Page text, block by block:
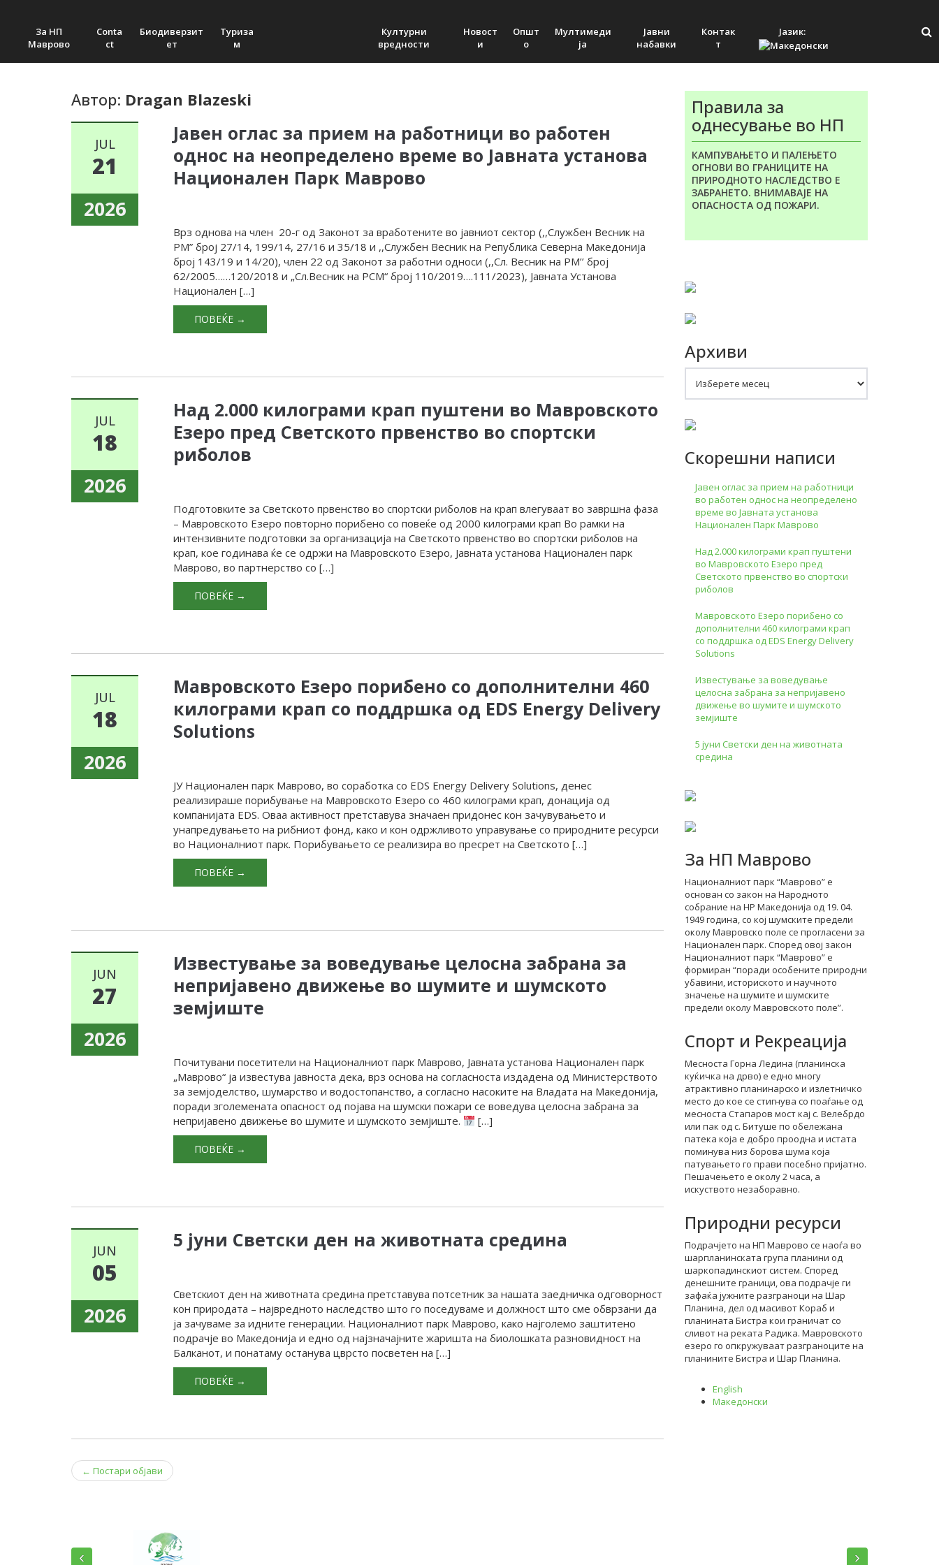
За НП
Маврово
Conta
ct
Биодиверзит
ет
Туриза
м
Културни
вредности
Новост
и
Општ
о
Мултимеди
ја
Јавни
набавки
Контак
т
Јазик:
Автор: Dragan Blazeski
JUL
21
2026
Јавен оглас за прием на работници во работен
однос на неопределено време во Јавната установа
Национален Парк Маврово
Врз однова на член 20-г од Законот за вработените во јавниот сектор (,,Службен Весник на
РМ” број 27/14, 199/14, 27/16 и 35/18 и ,,Службен Весник на Република Северна Македонија
број 143/19 и 14/20), член 22 од Законот за работни односи (,,Сл. Весник на РМ’’ број
62/2005……120/2018 и „Сл.Весник на РСМ“ број 110/2019….111/2023), Јавната Установа
Национален […]
ПОВЕЌЕ →
JUL
18
2026
Над 2.000 килограми крап пуштени во Мавровското
Езеро пред Светското првенство во спортски
риболов
Подготовките за Светското првенство во спортски риболов на крап влегуваат во завршна фаза
– Мавровското Езеро повторно порибено со повеќе од 2000 килограми крап Во рамки на
интензивните подготовки за организација на Светското првенство во спортски риболов на
крап, кое годинава ќе се одржи на Мавровското Езеро, Јавната установа Национален парк
Маврово, во партнерство со […]
ПОВЕЌЕ →
JUL
18
2026
Мавровското Езеро порибено со дополнителни 460
килограми крап со поддршка од EDS Energy Delivery
Solutions
ЈУ Национален парк Маврово, во соработка со EDS Energy Delivery Solutions, денес
реализираше порибување на Мавровското Езеро со 460 килограми крап, донација од
компанијата EDS. Оваа активност претставува значаен придонес кон зачувувањето и
унапредувањето на рибниот фонд, како и кон одржливото управување со природните ресурси
во Националниот парк. Порибувањето се реализира во пресрет на Светското […]
ПОВЕЌЕ →
JUN
27
2026
Известување за воведување целосна забрана за
непријавено движење во шумите и шумското
земјиште
Почитувани посетители на Националниот парк Маврово, Јавната установа Национален парк
„Маврово“ ја известува јавноста дека, врз основа на согласноста издадена од Министерството
за земјоделство, шумарство и водостопанство, а согласно насоките на Владата на Македонија,
поради зголемената опасност од појава на шумски пожари се воведува целосна забрана за
непријавено движење во шумите и шумското земјиште.
[…]
ПОВЕЌЕ →
JUN
05
2026
5 јуни Светски ден на животната средина
Светскиот ден на животната средина претставува потсетник за нашата заедничка одговорност
кон природата – највредното наследство што го поседуваме и должност што сме обврзани да
ја зачуваме за идните генерации. Националниот парк Маврово, како најголемо заштитено
подрачје во Македонија и едно од најзначајните жаришта на биолошката разновидност на
Балканот, и понатаму останува цврсто посветен на […]
ПОВЕЌЕ →
Post
← Постари објави
Правила за
однесување во НП
КАМПУВАЊЕТО И ПАЛЕЊЕТО
ОГНОВИ ВО ГРАНИЦИТЕ НА
ПРИРОДНОТО НАСЛЕДСТВО Е
ЗАБРАНЕТО. ВНИМАВАЈЕ НА
ОПАСНОСТА ОД ПОЖАРИ.
Архиви
Архиви
Скорешни написи
Јавен оглас за прием на работници
во работен однос на неопределено
време во Јавната установа
Национален Парк Маврово
Над 2.000 килограми крап пуштени
во Мавровското Езеро пред
Светското првенство во спортски
риболов
Мавровското Езеро порибено со
дополнителни 460 килограми крап
со поддршка од EDS Energy Delivery
Solutions
Известување за воведување
целосна забрана за непријавено
движење во шумите и шумското
земјиште
5 јуни Светски ден на животната
средина
За НП Маврово
Националниот парк “Маврово” е
основан со закон на Народното
собрание на НР Македонија од 19. 04.
1949 година, со кој шумските предели
околу Мавровско поле се прогласени за
Национален парк. Според овој закон
Националниот парк “Маврово” е
формиран “поради особените природни
убавини, историското и научното
значење на шумите и шумските
предели околу Мавровското поле”.
Спорт и Рекреација
Месноста Горна Ледина (планинска
куќичка на дрво) е едно многу
атрактивно планинарско и излетничко
место до кое се стигнува со поаѓање од
месноста Стапаров мост кај с. Велебрдо
или пак од с. Битуше по обележана
патека која е добро проодна и истата
поминува низ борова шума која
патувањето го прави посебно пријатно.
Пешачењето е околу 2 часа, а
искуството незаборавно.
Природни ресурси
Подрачјето на НП Маврово се наоѓа во
шарпланинската група планини од
шаркопадинскиот систем. Според
денешните граници, ова подрачје ги
зафаќа јужните разграноци на Шар
Планина, дел од масивот Кораб и
планината Бистра кои граничат со
сливот на реката Радика. Мавровското
езеро го опкружуваат разграноците на
планините Бистра и Шар Планина.
English
Македонски
‹ ›